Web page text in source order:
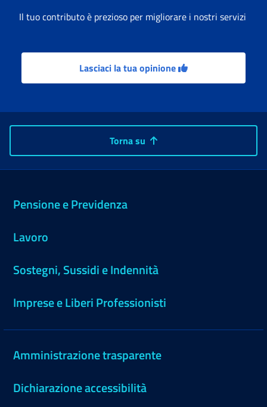
Il tuo contributo è prezioso per migliorare i nostri servizi
Lasciaci la tua opinione
Torna su
Pensione e Previdenza
Lavoro
Sostegni, Sussidi e Indennità
Imprese e Liberi Professionisti
Amministrazione trasparente
Dichiarazione accessibilità